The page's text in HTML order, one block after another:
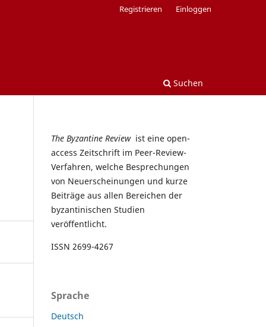
Suchen
Registrieren Einloggen
The Byzantine Reviewist eine open-
access Zeitschrift im Peer-Review-
Verfahren, welche Besprechungen
von Neuerscheinungen und kurze
Beiträge aus allen Bereichen der
byzantinischen Studien
veröffentlicht.
ISSN 2699-4267
Sprache
Deutsch